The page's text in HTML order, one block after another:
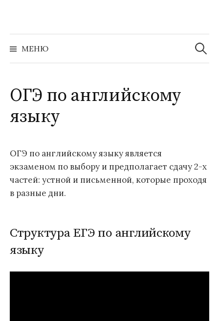
содержимому
МЕНЮ
Найти:
ОГЭ по английскому
языку
ОГЭ по английскому языку является
экзаменом по выбору и предполагает сдачу 2-х
частей: устной и письменной, которые проходя
в разные дни.
Структура ЕГЭ по английскому
языку